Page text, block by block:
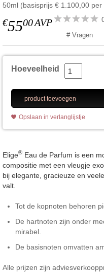
50ml (basisprijs € 1.100,00 per
€5500AVP
# Vragen
Hoeveelheid
product toevoegen
Opslaan in verlanglijstje
Elige® Eau de Parfum is een
compositie met een vleugje
bij elegante, gracieuze en
valt.
Tot de kopnoten behoren
De hartnoten zijn onder
mirabel.
De basisnoten omvatten
Alle prijzen zijn